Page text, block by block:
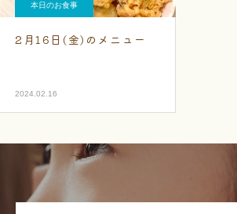
本日のお食事
2月16日(金)のメニュー
2024.02.16